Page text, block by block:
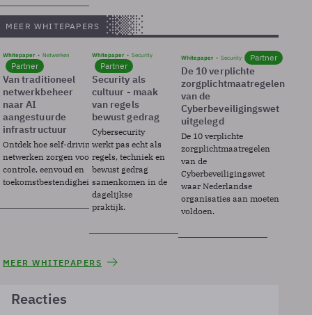
MEER WHITEPAPERS
Whitepaper Netwerken
Partner
Van traditioneel
netwerkbeheer
naar AI
aangestuurde
infrastructuur
Ontdek hoe self-driving
netwerken zorgen voor
controle, eenvoud en
toekomstbestendigheid.
Whitepaper Security
Partner
Security als
cultuur - maak
van regels
bewust gedrag
Cybersecurity
werkt pas echt als
regels, techniek en
bewust gedrag
samenkomen in de
dagelijkse
praktijk.
Whitepaper Security Partner
De 10 verplichte
zorgplichtmaatregelen
van de
Cyberbeveiligingswet
uitgelegd
De 10 verplichte
zorgplichtmaatregelen
van de
Cyberbeveiligingswet
waar Nederlandse
organisaties aan moeten
voldoen.
MEER WHITEPAPERS
Reacties